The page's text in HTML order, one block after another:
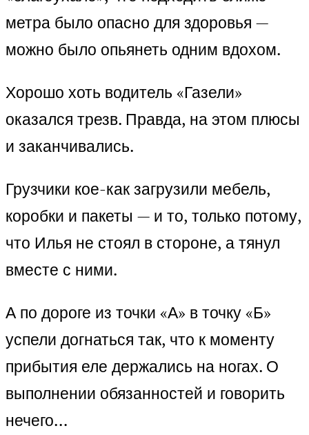
метра было опасно для здоровья —
можно было опьянеть одним вдохом.
Хорошо хоть водитель «Газели»
оказался трезв. Правда, на этом плюсы
и заканчивались.
Грузчики кое-как загрузили мебель,
коробки и пакеты — и то, только потому,
что Илья не стоял в стороне, а тянул
вместе с ними.
А по дороге из точки «А» в точку «Б»
успели догнаться так, что к моменту
прибытия еле держались на ногах. О
выполнении обязанностей и говорить
нечего…